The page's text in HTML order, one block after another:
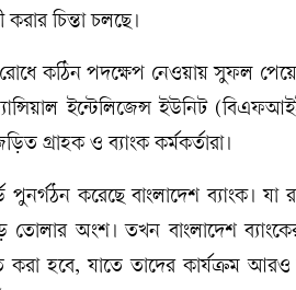
চিন্তা চলছে।
কঠিন পদক্ষেপ নেওয়ায় সুফল
ইন্টেলিজেন্স ইউনিট
গ্রাহক ও ব্যাংক কর্মকর্তারা।
পুনর্গঠন করেছে বাংলাদেশ ব্যাংক।
তোলার অংশ। তখন বাংলাদেশ
করা হবে, যাতে তাদের কার্যক্রম